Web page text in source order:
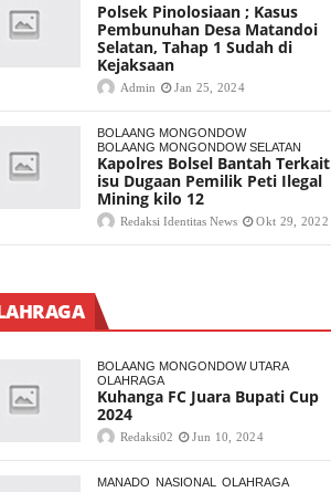
Polsek Pinolosiaan ; Kasus
Pembunuhan Desa Matandoi
Selatan, Tahap 1 Sudah di
Kejaksaan
Admin Jan 25, 2024
BOLAANG MONGONDOW
BOLAANG MONGONDOW SELATAN
Kapolres Bolsel Bantah Terkait
isu Dugaan Pemilik Peti Ilegal
Mining kilo 12
Redaksi Identitas News Okt 29, 2022
BOLAANG MONGONDOW UTARA
OLAHRAGA
Kuhanga FC Juara Bupati Cup
2024
Redaksi02 Jun 10, 2024
MANADO NASIONAL OLAHRAGA